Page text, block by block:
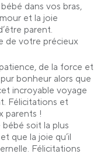
dans vos bras,
et la joie
parent.
de votre précieux
de la force et
bonheur alors que
incroyable voyage
Félicitations et
parents !
soit la plus
que la joie qu’il
Félicitations